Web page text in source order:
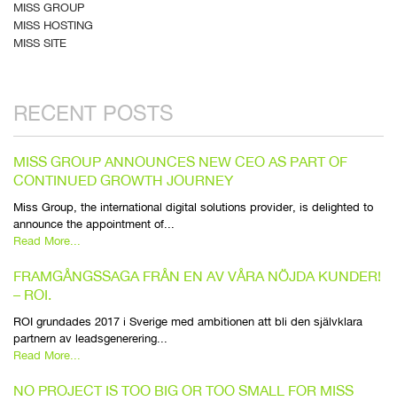
MISS GROUP
MISS HOSTING
MISS SITE
RECENT POSTS
MISS GROUP ANNOUNCES NEW CEO AS PART OF
CONTINUED GROWTH JOURNEY
Miss Group, the international digital solutions provider, is delighted to
announce the appointment of...
Read More...
FRAMGÅNGSSAGA FRÅN EN AV VÅRA NÖJDA KUNDER!
– ROI.
ROI grundades 2017 i Sverige med ambitionen att bli den självklara
partnern av leadsgenerering...
Read More...
NO PROJECT IS TOO BIG OR TOO SMALL FOR MISS